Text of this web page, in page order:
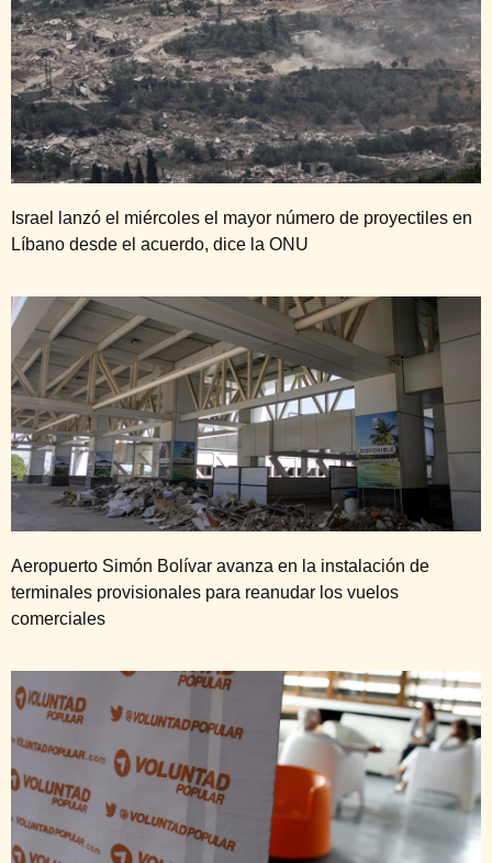
Israel lanzó el miércoles el mayor número de proyectiles en
Líbano desde el acuerdo, dice la ONU
Aeropuerto Simón Bolívar avanza en la instalación de
terminales provisionales para reanudar los vuelos
comerciales